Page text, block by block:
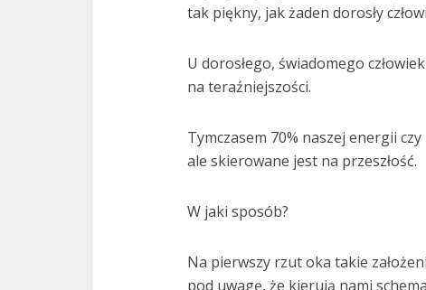
tak piękny, jak żaden dorosły
U dorosłego, świadomego
na teraźniejszości.
Tymczasem 70% naszej energii
ale skierowane jest na przeszłość.
W jaki sposób?
Na pierwszy rzut oka takie
pod uwagę, że kierują nami